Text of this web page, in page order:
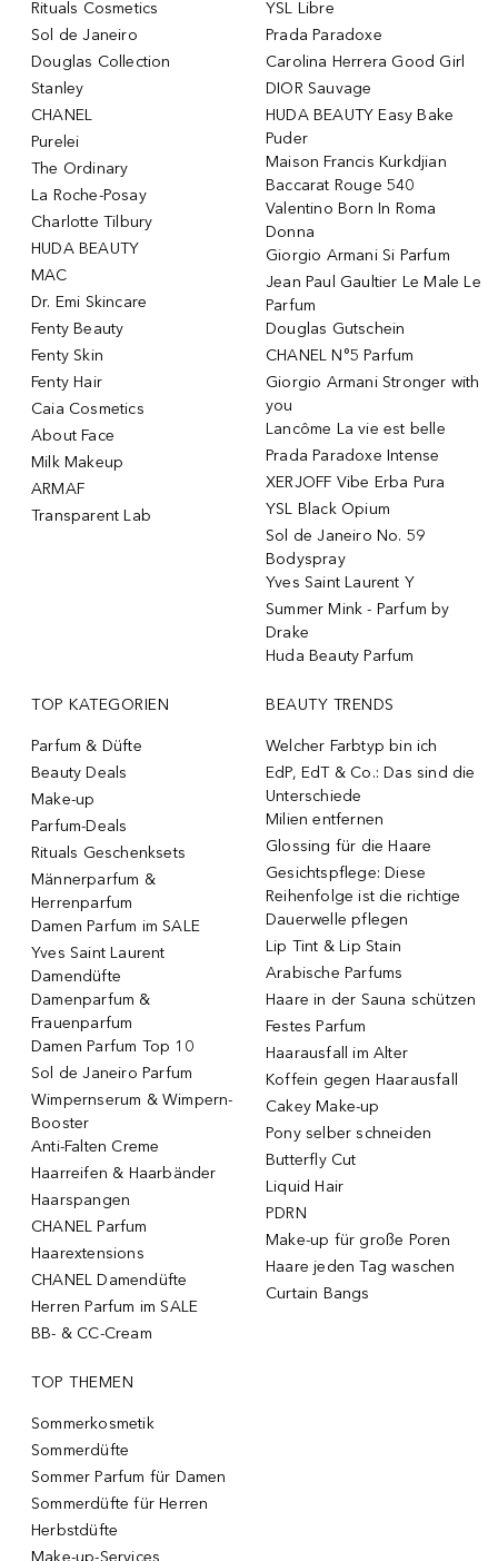
Rituals Cosmetics
Sol de Janeiro
Douglas Collection
Stanley
CHANEL
Purelei
The Ordinary
La Roche-Posay
Charlotte Tilbury
HUDA BEAUTY
MAC
Dr. Emi Skincare
Fenty Beauty
Fenty Skin
Fenty Hair
Caia Cosmetics
About Face
Milk Makeup
ARMAF
Transparent Lab
YSL Libre
Prada Paradoxe
Carolina Herrera Good Girl
DIOR Sauvage
HUDA BEAUTY Easy Bake
Puder
Maison Francis Kurkdjian
Baccarat Rouge 540
Valentino Born In Roma
Donna
Giorgio Armani Si Parfum
Jean Paul Gaultier Le Male Le
Parfum
Douglas Gutschein
CHANEL N°5 Parfum
Giorgio Armani Stronger with
you
Lancôme La vie est belle
Prada Paradoxe Intense
XERJOFF Vibe Erba Pura
YSL Black Opium
Sol de Janeiro No. 59
Bodyspray
Yves Saint Laurent Y
Summer Mink - Parfum by
Drake
Huda Beauty Parfum
TOP KATEGORIEN
Parfum & Düfte
Beauty Deals
Make-up
Parfum-Deals
Rituals Geschenksets
Männerparfum &
Herrenparfum
Damen Parfum im SALE
Yves Saint Laurent
Damendüfte
Damenparfum &
Frauenparfum
Damen Parfum Top 10
Sol de Janeiro Parfum
Wimpernserum & Wimpern-
Booster
Anti-Falten Creme
Haarreifen & Haarbänder
Haarspangen
CHANEL Parfum
Haarextensions
CHANEL Damendüfte
Herren Parfum im SALE
BB- & CC-Cream
BEAUTY TRENDS
Welcher Farbtyp bin ich
EdP, EdT & Co.: Das sind die
Unterschiede
Milien entfernen
Glossing für die Haare
Gesichtspflege: Diese
Reihenfolge ist die richtige
Dauerwelle pflegen
Lip Tint & Lip Stain
Arabische Parfums
Haare in der Sauna schützen
Festes Parfum
Haarausfall im Alter
Koffein gegen Haarausfall
Cakey Make-up
Pony selber schneiden
Butterfly Cut
Liquid Hair
PDRN
Make-up für große Poren
Haare jeden Tag waschen
Curtain Bangs
TOP THEMEN
Sommerkosmetik
Sommerdüfte
Sommer Parfum für Damen
Sommerdüfte für Herren
Herbstdüfte
Make-up-Services